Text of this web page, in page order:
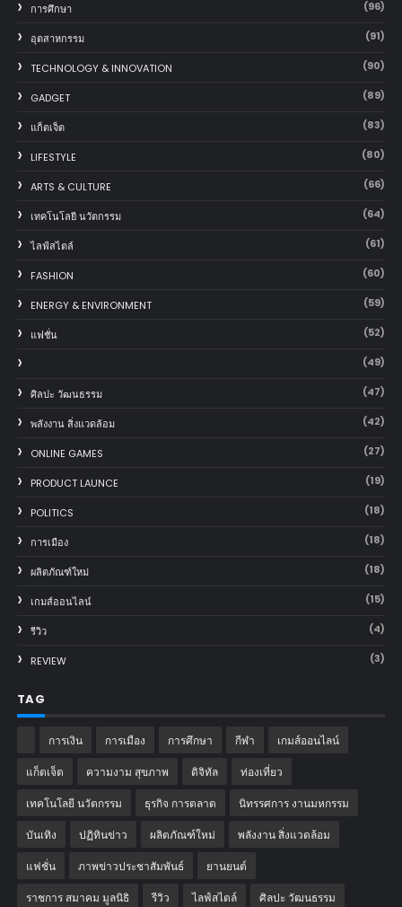
การศึกษา (96)
อุตสาหกรรม (91)
TECHNOLOGY & INNOVATION (90)
GADGET (89)
แก็ตเจ็ต (83)
LIFESTYLE (80)
ARTS & CULTURE (66)
เทคโนโลยี นวัตกรรม (64)
ไลฟ์สไตล์ (61)
FASHION (60)
ENERGY & ENVIRONMENT (59)
แฟชั่น (52)
(49)
ศิลปะ วัฒนธรรม (47)
พลังงาน สิ่งแวดล้อม (42)
ONLINE GAMES (27)
PRODUCT LAUNCE (19)
POLITICS (18)
การเมือง (18)
ผลิตภัณฑ์ใหม่ (18)
เกมส์ออนไลน์ (15)
รีวิว (4)
REVIEW (3)
TAG
การเงิน การเมือง การศึกษา กีฬา เกมส์ออนไลน์
แก็ตเจ็ต ความงาม สุขภาพ ดิจิทัล ท่องเที่ยว
เทคโนโลยี นวัตกรรม ธุรกิจ การตลาด นิทรรศการ งานมหกรรม
บันเทิง ปฏิทินข่าว ผลิตภัณฑ์ใหม่ พลังงาน สิ่งแวดล้อม
แฟชั่น ภาพข่าวประชาสัมพันธ์ ‎ยานยนต์‎
ราชการ สมาคม มูลนิธิ รีวิว ไลฟ์สไตล์ ศิลปะ วัฒนธรรม